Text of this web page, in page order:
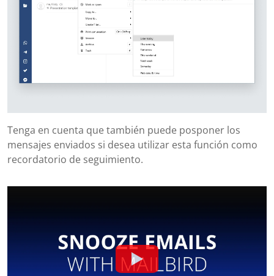
Tenga en cuenta que también puede posponer los
mensajes enviados si desea utilizar esta función como
recordatorio de seguimiento.